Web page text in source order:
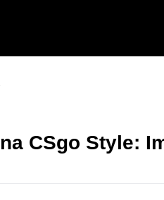
CSgo Style: